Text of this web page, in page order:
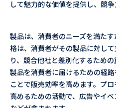
して魅力的な価値を提供し、競
製品は、消費者のニーズを満た
格は、消費者がその製品に対し
り、競合他社と差別化するため
製品を消費者に届けるための経
ことで販売効率を高めます。プ
高めるための活動で、広告やイ